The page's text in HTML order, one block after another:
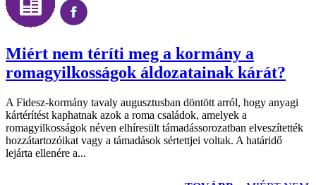
Miért nem téríti meg a kormány a
romagyilkosságok áldozatainak kárát?
A Fidesz-kormány tavaly augusztusban döntött arról, hogy anyagi
kártérítést kaphatnak azok a roma családok, amelyek a
romagyilkosságok néven elhíresült támadássorozatban elveszítették
hozzátartozóikat vagy a támadások sértettjei voltak. A határidő
lejárta ellenére a...